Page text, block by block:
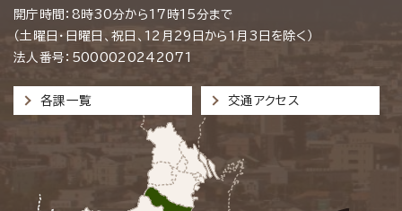
開庁時間：8時30分から17時15分まで
（土曜日・日曜日、祝日、12月29日から1月3日を除く）
法人番号：5000020242071
各課一覧 交通アクセス